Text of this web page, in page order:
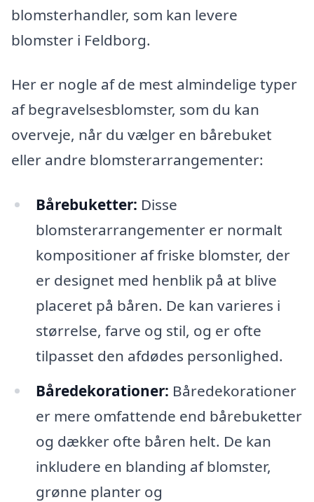
blomsterhandler, som kan levere
blomster i Feldborg.
Her er nogle af de mest almindelige typer
af begravelsesblomster, som du kan
overveje, når du vælger en bårebuket
eller andre blomsterarrangementer:
Bårebuketter: Disse
blomsterarrangementer er normalt
kompositioner af friske blomster, der
er designet med henblik på at blive
placeret på båren. De kan varieres i
størrelse, farve og stil, og er ofte
tilpasset den afdødes personlighed.
Båredekorationer: Båredekorationer
er mere omfattende end bårebuketter
og dækker ofte båren helt. De kan
inkludere en blanding af blomster,
grønne planter og